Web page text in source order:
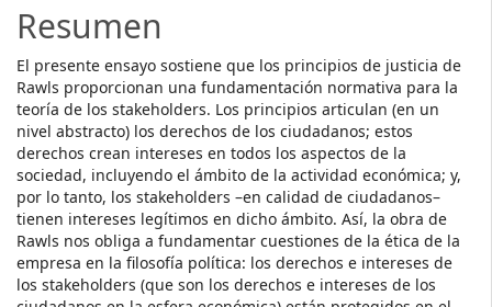
Resumen
El presente ensayo sostiene que los principios de justicia de
Rawls proporcionan una fundamentación normativa para la
teoría de los stakeholders. Los principios articulan (en un
nivel abstracto) los derechos de los ciudadanos; estos
derechos crean intereses en todos los aspectos de la
sociedad, incluyendo el ámbito de la actividad económica; y,
por lo tanto, los stakeholders –en calidad de ciudadanos–
tienen intereses legítimos en dicho ámbito. Así, la obra de
Rawls nos obliga a fundamentar cuestiones de la ética de la
empresa en la filosofía política: los derechos e intereses de
los stakeholders (que son los derechos e intereses de los